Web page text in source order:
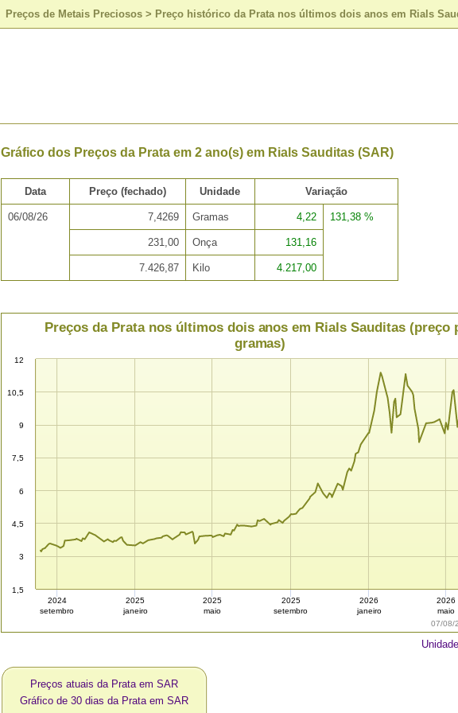
Preços de Metais Preciosos > Preço histórico da Prata nos últimos dois anos em Rials
Gráfico dos Preços da Prata em 2 ano(s) em Rials Sauditas (SAR)
Data Preço (fechado) Unidade Variação
06/08/26 7,4269 Gramas 4,22 131,38 %
231,00 Onça 131,16
7.426,87 Kilo 4.217,00
07/08/
Preços da Prata nos últimos dois anos em Rials Sauditas (preço
gramas)
1,5
3
4,5
6
7,5
9
10,5
12
2024
setembro
2025
janeiro
2025
maio
2025
setembro
2026
janeiro
2026
maio
Preços atuais da Prata em SAR
Gráfico de 30 dias da Prata em SAR